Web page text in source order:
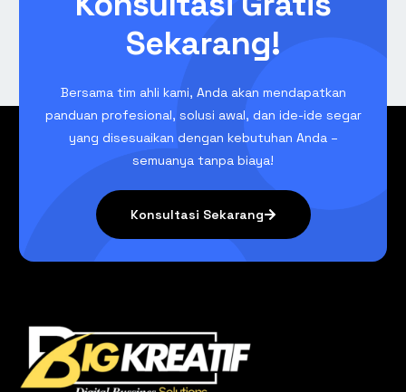
Sekarang!
Bersama tim ahli kami, Anda akan mendapatkan
panduan profesional, solusi awal, dan ide-ide segar
yang disesuaikan dengan kebutuhan Anda –
semuanya tanpa biaya!
Konsultasi Sekarang